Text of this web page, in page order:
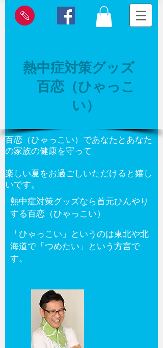
熱中症対策グッズ
百恋（ひゃっこ
い）
百恋（ひゃっこい）であなたとあなた
の家族の健康を守って
楽しい夏をお過ごしいただけると嬉し
いです。
熱中症対策グッズなら首元ひんやり
する百恋（ひゃっこい）
「ひゃっこい」というのは東北や北
海道で「つめたい」という方言で
す。